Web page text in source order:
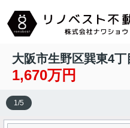
大阪市生野区巽東4丁
1,670万円
1 /5